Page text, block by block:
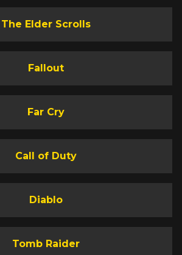
The Elder Scrolls
Fallout
Far Cry
Call of Duty
Diablo
Tomb Raider